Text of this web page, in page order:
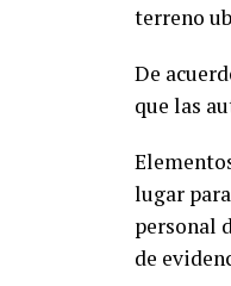
terreno
De
que las
lugar
personal
de